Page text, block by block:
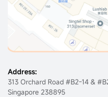
Address:
313 Orchard Road #B2-14 &
Singapore 238895